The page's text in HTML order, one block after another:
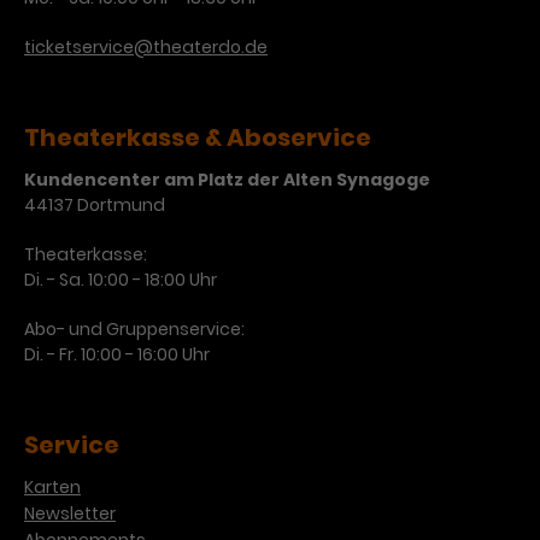
ticketservice@theaterdo.de
Theaterkasse & Aboservice
Kundencenter am Platz der Alten Synagoge
44137 Dortmund
Theaterkasse:
Di. - Sa. 10:00 - 18:00 Uhr
Abo- und Gruppenservice:
Di. - Fr. 10:00 - 16:00 Uhr
Service
Karten
Newsletter